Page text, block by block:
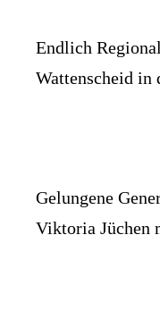
Endlich
Wattenscheid in
Gelungene
Viktoria Jüchen